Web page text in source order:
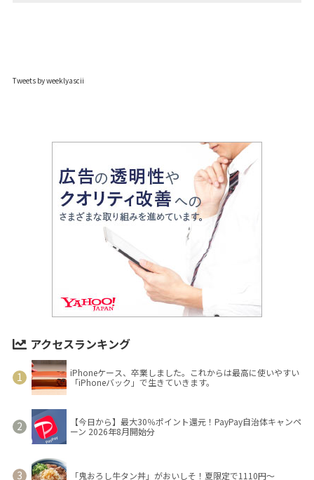
Tweets by weeklyascii
アクセスランキング
iPhoneケース、卒業しました。これからは最高に使いやすい
「iPhoneバック」で生きていきます。
【今日から】最大30％ポイント還元！PayPay自治体キャンペ
ーン 2026年8月開始分
「鬼おろし牛タン丼」がおいしそ！夏限定で1110円～